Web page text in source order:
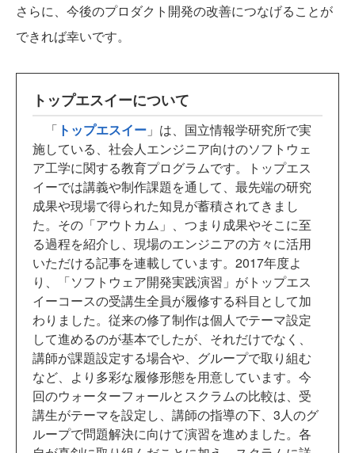
さらに、今後のプロダクト開発の改善につなげることが
できれば幸いです。
トップエスイーについて
「 トップエスイー 」は、国立情報学研究所で実
施している、社会人エンジニア向けのソフトウェ
ア工学に関する教育プログラムです。トップエス
イーでは講義や制作課題を通して、最先端の研究
成果や現場で得られた知見が蓄積されてきまし
た。その「アウトカム」、つまり成果やそこに至
る過程を紹介し、現場のエンジニアの方々に活用
いただける記事を連載しています。2017年度よ
り、「ソフトウェア開発実践演習」がトップエス
イーコースの受講生全員が履修する科目として加
わりました。従来の修了制作は個人でテーマ設定
して進めるのが基本でしたが、それだけでなく、
講師が課題設定する場合や、グループで取り組む
など、より多彩な履修形態を用意しています。今
回のウォーターフォールとスクラムの比較は、受
講生がテーマを設定し、講師の指導の下、3人のグ
ループで問題解決に向けて演習を進めました。各